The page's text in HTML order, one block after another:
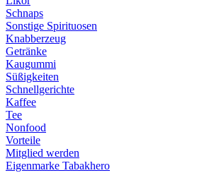
Schnaps
Sonstige Spirituosen
Knabberzeug
Getränke
Kaugummi
Süßigkeiten
Schnellgerichte
Kaffee
Tee
Nonfood
Vorteile
Mitglied werden
Eigenmarke Tabakhero